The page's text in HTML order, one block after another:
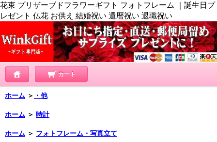
花束 プリザーブドフラワーギフト フォトフレーム ｜誕生日プ
レゼント 仏花 お供え 結婚祝い 還暦祝い 退職祝い
カート
ホーム ＞ ・他
ホーム ＞ 時計
ホーム ＞ フォトフレーム・写真立て